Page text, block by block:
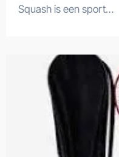
Squash is een sport…